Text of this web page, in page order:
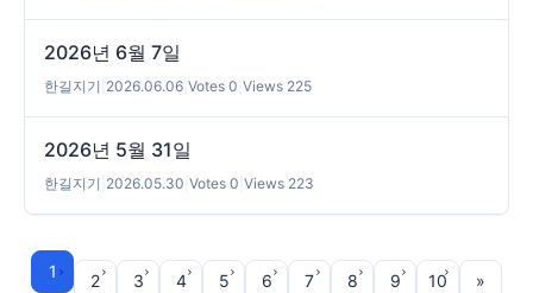
2026년 6월 7일
한길지기 2026.06.06 Votes 0 Views 225
2026년 5월 31일
한길지기 2026.05.30 Votes 0 Views 223
1 2 3 4 5 6 7 8 9 10 »